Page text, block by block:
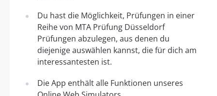
Du hast die Möglichkeit, Prüfungen in einer
Reihe von MTA Prüfung Düsseldorf
Prüfungen abzulegen, aus denen du
diejenige auswählen kannst, die für dich am
interessantesten ist.
Die App enthält alle Funktionen unseres